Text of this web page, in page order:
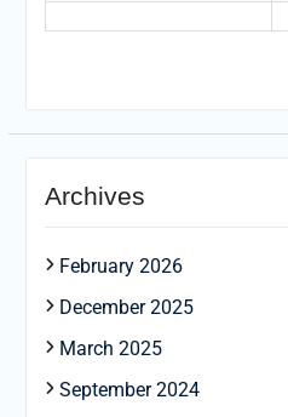
Archives
February 2026
December 2025
March 2025
September 2024